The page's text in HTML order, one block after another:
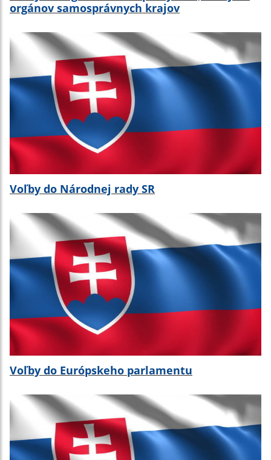
orgánov samosprávnych krajov
Voľby do Národnej rady SR
Voľby do Európskeho parlamentu